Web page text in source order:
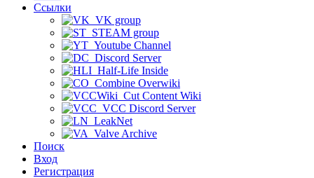
Ссылки
VK group
STEAM group
Youtube Channel
Discord Server
Half-Life Inside
Combine Overwiki
Cut Content Wiki
VCC Discord Server
LeakNet
Valve Archive
Поиск
Вход
Регистрация